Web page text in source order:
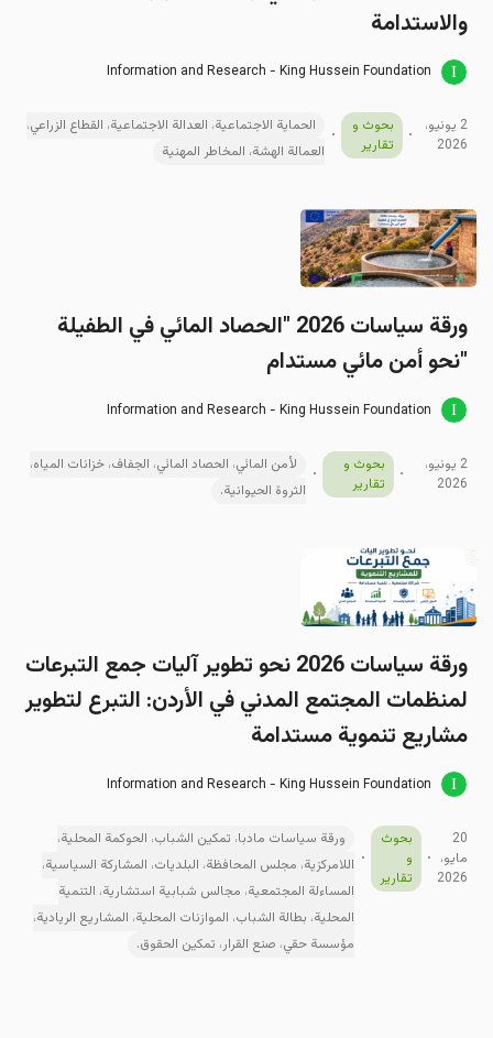
والاستدامة
Information and Research - King Hussein Foundation
2 يونيو،
2026
بحوث و
تقارير
الحماية الاجتماعية، العدالة الاجتماعية، القطاع الزراعي،
العمالة الهشة، المخاطر المهنية
ورقة سياسات 2026 "الحصاد المائي في الطفيلة
"نحو أمن مائي مستدام
Information and Research - King Hussein Foundation
2 يونيو،
2026
بحوث و
تقارير
لأمن المائي، الحصاد المائي، الجفاف، خزانات المياه،
الثروة الحيوانية.
ورقة سیاسات 2026 نحو تطوير آليات جمع التبرعات
لمنظمات المجتمع المدني في الأردن: التبرع لتطوير
مشاريع تنموية مستدامة
Information and Research - King Hussein Foundation
20
مايو،
2026
بحوث
تقارير
ورقة سياسات مادبا، تمكين الشباب، الحوكمة المحلية،
اللامركزية، مجلس المحافظة، البلديات، المشاركة السياسية،
المساءلة المجتمعية، مجالس شبابية استشارية، التنمية
المحلية، بطالة الشباب، الموازنات المحلية، المشاريع الريادية،
مؤسسة حقي، صنع القرار، تمكين الحقوق.